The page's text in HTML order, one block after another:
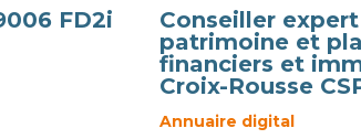
FD2i
Conseiller
patrimoine et
financiers et
Croix-Rousse
Annuaire digital